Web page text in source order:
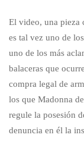
El video, una pieza
es tal vez uno de
uno de los más
balaceras que
compra legal de
los que Madonna
regule la posesión
denuncia en él la